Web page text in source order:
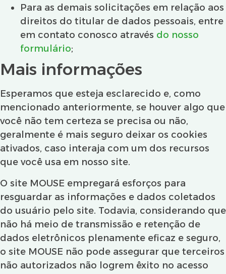
Para as demais solicitações em relação aos
direitos do titular de dados pessoais, entre
em contato conosco através do nosso
formulário;
Mais informações
Esperamos que esteja esclarecido e, como
mencionado anteriormente, se houver algo que
você não tem certeza se precisa ou não,
geralmente é mais seguro deixar os cookies
ativados, caso interaja com um dos recursos
que você usa em nosso site.
O site MOUSE empregará esforços para
resguardar as informações e dados coletados
do usuário pelo site. Todavia, considerando que
não há meio de transmissão e retenção de
dados eletrônicos plenamente eficaz e seguro,
o site MOUSE não pode assegurar que terceiros
não autorizados não logrem êxito no acesso